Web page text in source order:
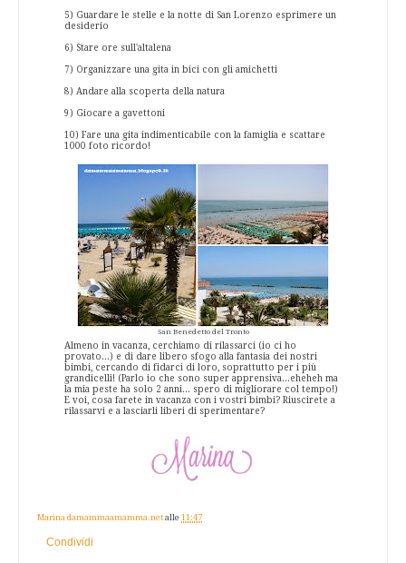
5) Guardare le stelle e la notte di San Lorenzo esprimere un
desiderio
6) Stare ore sull'altalena
7) Organizzare una gita in bici con gli amichetti
8) Andare alla scoperta della natura
9) Giocare a gavettoni
10) Fare una gita indimenticabile con la famiglia e scattare
1000 foto ricordo!
San Benedetto del Tronto
Almeno in vacanza, cerchiamo di rilassarci (io ci ho
provato...) e di dare libero sfogo alla fantasia dei nostri
bimbi, cercando di fidarci di loro, soprattutto per i più
grandicelli! (Parlo io che sono super apprensiva...eheheh ma
la mia peste ha solo 2 anni... spero di migliorare col tempo!)
E voi, cosa farete in vacanza con i vostri bimbi? Riuscirete a
rilassarvi e a lasciarli liberi di sperimentare?
Marina damammaamamma.net alle 11:47
Condividi